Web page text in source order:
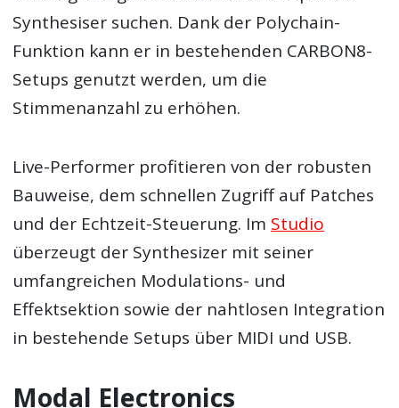
Synthesiser suchen. Dank der Polychain-
Funktion kann er in bestehenden CARBON8-
Setups genutzt werden, um die
Stimmenanzahl zu erhöhen.
Live-Performer profitieren von der robusten
Bauweise, dem schnellen Zugriff auf Patches
und der Echtzeit-Steuerung. Im Studio
überzeugt der Synthesizer mit seiner
umfangreichen Modulations- und
Effektsektion sowie der nahtlosen Integration
in bestehende Setups über MIDI und USB.
Modal Electronics